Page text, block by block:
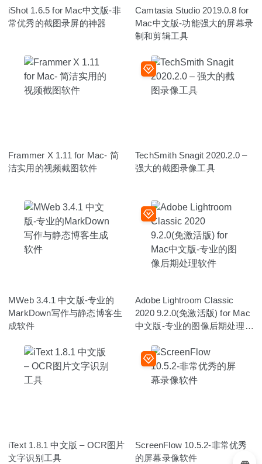
iShot 1.6.5 for Mac中文版-非
常优秀的截图录屏的神器
Camtasia Studio 2019.0.8 for
Mac中文版-功能强大的屏幕录
制和剪辑工具
Frammer X 1.11 for Mac- 简
洁实用的视频截图软件
TechSmith Snagit 2020.2.0 –
强大的截图录像工具
MWeb 3.4.1 中文版-专业的
MarkDown写作与静态博客生
成软件
Adobe Lightroom Classic
2020 9.2.0(免激活版) for Mac
中文版-专业的图像后期处理软
iText 1.8.1 中文版 – OCR图片
文字识别工具
ScreenFlow 10.5.2-非常优秀
的屏幕录像软件